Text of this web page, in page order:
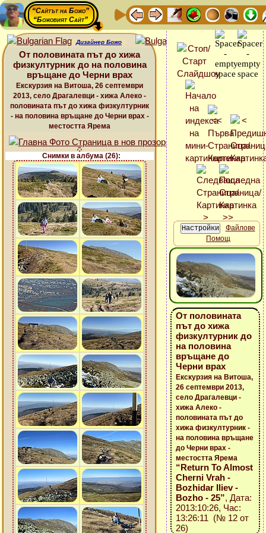
“Сайтът на Божо”
“Божовият Сайт”
Дизайнер Божо
От половината път до хижа
физкултурник до на половина
връщане до Черни врах
Екскурзия на Витоша, 26 септември
2013, село Драгалевци - хижа Алеко -
половината път до хижа физкултурник
- на половина връщане до Черни врах -
местостта Ярема
Снимки в албума (26):
Файлове
Помощ
От половината
път до хижа
физкултурник до
на половина
връщане до
Черни врах
Екскурзия на Витоша,
26 септември 2013,
село Драгалевци -
хижа Алеко -
половината път до
хижа физкултурник -
на половина връщане
до Черни врах -
местостта Ярема
“Return To Almost
Cherni Vrah -
Bozhidar Iliev -
Bozho - 25”, Дата:
2013:10:26, Час:
13:26:11 (№ 12 от
26)